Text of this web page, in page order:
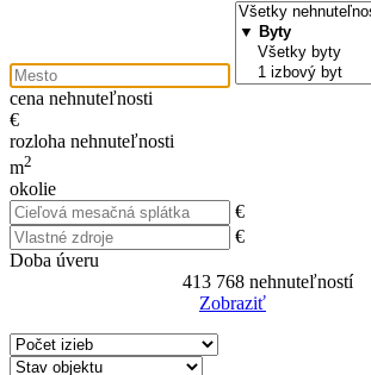
cena nehnuteľnosti
€
rozloha nehnuteľnosti
m2
okolie
€
€
Doba úveru
413 768nehnuteľností
Zobraziť